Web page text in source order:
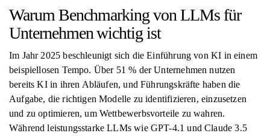
Warum Benchmarking von LLMs für
Unternehmen wichtig ist
Im Jahr 2025 beschleunigt sich die Einführung von KI in einem
beispiellosen Tempo. Über 51 % der Unternehmen nutzen
bereits KI in ihren Abläufen, und Führungskräfte haben die
Aufgabe, die richtigen Modelle zu identifizieren, einzusetzen
und zu optimieren, um Wettbewerbsvorteile zu wahren.
Während leistungsstarke LLMs wie GPT-4.1 und Claude 3.5